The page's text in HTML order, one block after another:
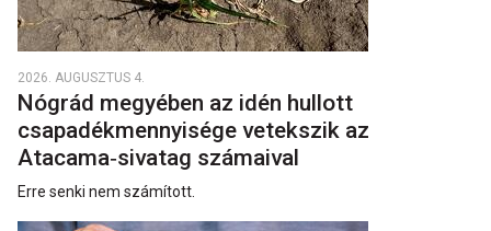
2026. AUGUSZTUS 4.
Nógrád megyében az idén hullott
csapadékmennyisége vetekszik az
Atacama‑sivatag számaival
Erre senki nem számított.